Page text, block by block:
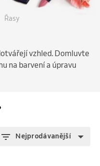
Řasy
vzhled. Domluvte
na barvení a úpravu
Nejprodávanější